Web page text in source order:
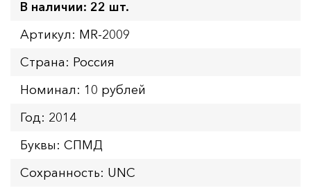
В наличии: 22 шт.
Артикул: MR-2009
Страна: Россия
Номинал: 10 рублей
Год: 2014
Буквы: СПМД
Сохранность: UNC